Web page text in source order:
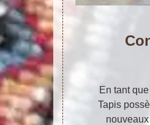
En tant
Tapis